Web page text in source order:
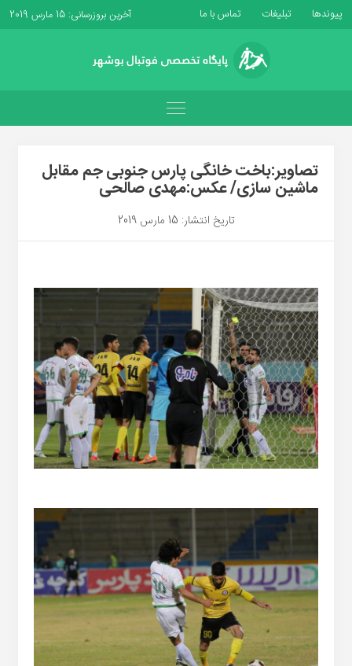
پیوندها تبلیغات تماس با ما آخرین بروزرسانی: 15 مارس 2019
تصاویر:باخت خانگی پارس جنوبی جم مقابل
ماشین سازی/ عکس:مهدی صالحی
تاریخ انتشار: 15 مارس 2019